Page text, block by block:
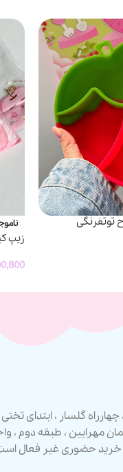
توتفرنگی
زیپ
گلسار ، ابتدای تختی
مهرایین ، طبقه دوم ،
خرید حضوری غیر فعال